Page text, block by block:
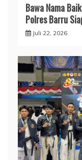
​Bawa Nama
Polres Barru
Juli 22, 2026